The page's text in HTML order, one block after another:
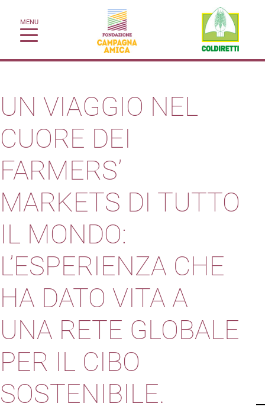
MENU
UN VIAGGIO NEL
CUORE DEI
FARMERS’
MARKETS DI TUTTO
IL MONDO:
L’ESPERIENZA CHE
HA DATO VITA A
UNA RETE GLOBALE
PER IL CIBO
SOSTENIBILE.